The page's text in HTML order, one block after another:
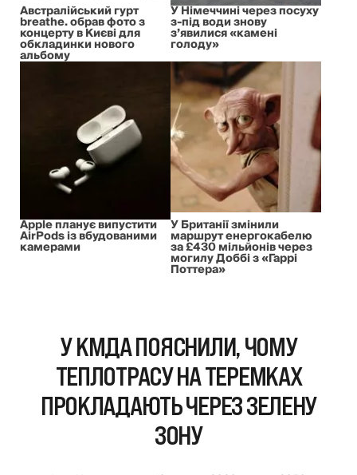
Австралійський гурт
breathe. обрав фото з
концерту в Києві для
обкладинки нового
альбому
У Німеччині через посуху
з-під води знову
з’явилися «камені
голоду»
Apple планує випустити
AirPods із вбудованими
камерами
У Британії змінили
маршрут енергокабелю
за £430 мільйонів через
могилу Доббі з «Гаррі
Поттера»
У КМДА ПОЯСНИЛИ, ЧОМУ
ТЕПЛОТРАСУ НА ТЕРЕМКАХ
ПРОКЛАДАЮТЬ ЧЕРЕЗ ЗЕЛЕНУ
ЗОНУ